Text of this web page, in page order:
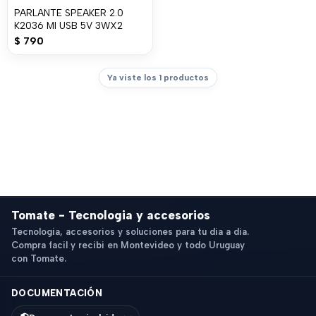
PARLANTE SPEAKER 2.0
K2036 MI USB 5V 3WX2
$ 790
Ya viste los 1 productos
Tomate - Tecnologia y accesorios
Tecnologia, accesorios y soluciones para tu dia a dia.
Compra facil y recibi en Montevideo y todo Uruguay
con Tomate.
DOCUMENTACIÓN